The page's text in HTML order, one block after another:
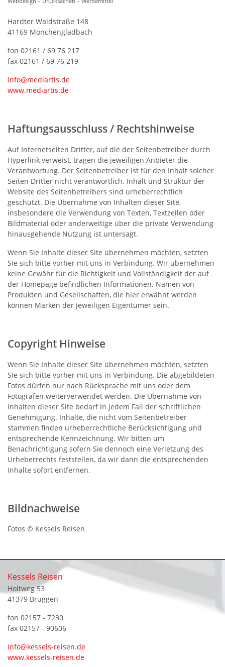
Hardter Waldstraße 148
41169 Mönchengladbach
fon 02161 / 69 76 217
fax 02161 / 69 76 219
info@mediartis.de
www.mediartis.de
Haftungsausschluss / Rechtshinweise
Auf Internetseiten Dritter, auf die der Seitenbetreiber durch
Hyperlink verweist, tragen die jeweiligen Anbieter die
Verantwortung. Der Seitenbetreiber ist für den Inhalt solcher
Seiten Dritter nicht verantwortlich. Inhalt und Struktur der
Website des Seitenbetreibers sind urheberrechtlich
geschützt. Die Übernahme von Inhalten dieser Site,
insbesondere die Verwendung von Texten, Textzeilen oder
Bildmaterial oder anderweitige über die private Verwendung
hinausgehende Nutzung ist untersagt.
Wenn Sie Inhalte dieser Site übernehmen möchten, setzten
Sie sich bitte vorher mit uns in Verbindung. Wir übernehmen
keine Gewähr für die Richtigkeit und Vollständigkeit der auf
der Homepage befindlichen Informationen. Namen von
Produkten und Gesellschaften, die hier erwähnt werden
können Marken der jeweiligen Eigentümer sein.
Copyright Hinweise
Wenn Sie Inhalte dieser Site übernehmen möchten, setzten
Sie sich bitte vorher mit uns in Verbindung. Die abgebildeten
Fotos dürfen nur nach Rücksprache mit uns oder dem
Fotografen weiterverwendet werden. Die Übernahme von
Inhalten dieser Site bedarf in jedem Fall der schriftlichen
Genehmigung. Inhalte, die nicht vom Seitenbetreiber
stammen finden urheberrechtliche Berücksichtigung und
entsprechende Kennzeichnung. Wir bitten um
Benachrichtigung sofern Sie dennoch eine Verletzung des
Urheberrechts feststellen, da wir dann die entsprechenden
Inhalte sofort entfernen.
Bildnachweise
Fotos © Kessels Reisen
Kessels Reisen
Holtweg 53
41379 Brüggen
fon 02157 - 7230
fax 02157 - 90606
info@kessels-reisen.de
www.kessels-reisen.de